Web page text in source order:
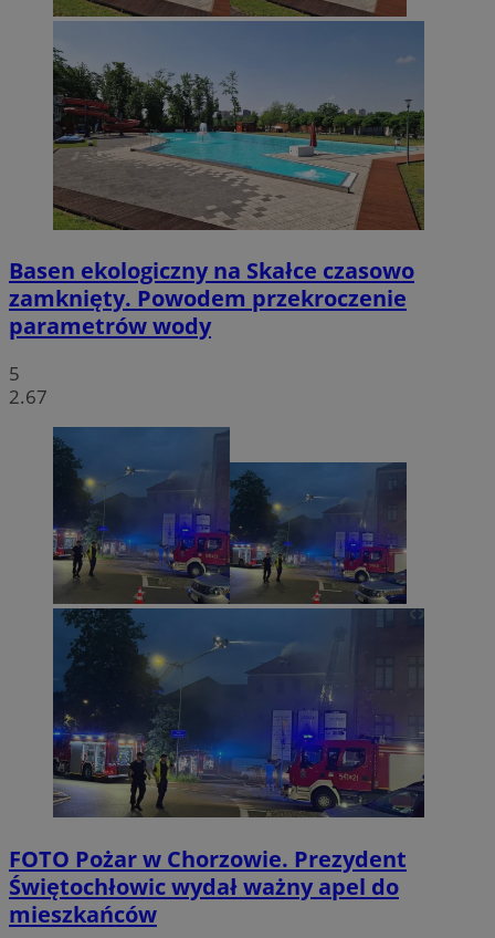
Basen ekologiczny na Skałce czasowo
zamknięty. Powodem przekroczenie
parametrów wody
5
2.67
FOTO Pożar w Chorzowie. Prezydent
Świętochłowic wydał ważny apel do
mieszkańców